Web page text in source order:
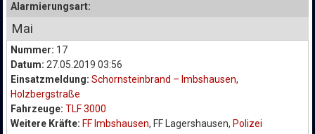
Alarmierungsart:
Mai
Nummer: 17
Datum: 27.05.2019 03:56
Einsatzmeldung: Schornsteinbrand – Imbshausen,
Holzbergstraße
Fahrzeuge: TLF 3000
Weitere Kräfte: FF Imbshausen, FF Lagershausen, Polizei